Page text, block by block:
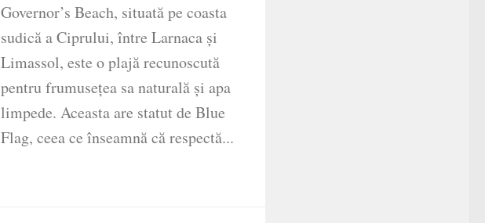
Governor’s Beach, situată pe coasta
sudică a Ciprului, între Larnaca și
Limassol, este o plajă recunoscută
pentru frumusețea sa naturală și apa
limpede. Aceasta are statut de Blue
Flag, ceea ce înseamnă că respectă...